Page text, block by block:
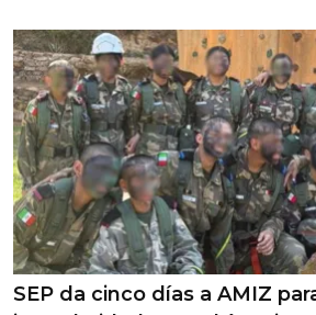
SEP da cinco días a AMIZ